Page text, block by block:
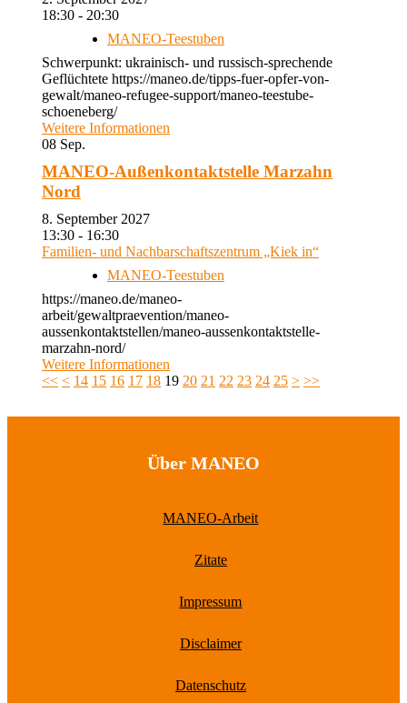
18:30 - 20:30
MANEO-Teestuben
Schwerpunkt: ukrainisch- und russisch-sprechende
Geflüchtete https://maneo.de/tipps-fuer-opfer-von-
gewalt/maneo-refugee-support/maneo-teestube-
schoeneberg/
Weitere Informationen
08 Sep.
MANEO-Außenkontaktstelle Marzahn
Nord
8. September 2027
13:30 - 16:30
Familien- und Nachbarschaftszentrum „Kiek in“
MANEO-Teestuben
https://maneo.de/maneo-
arbeit/gewaltpraevention/maneo-
aussenkontaktstellen/maneo-aussenkontaktstelle-
marzahn-nord/
Weitere Informationen
<< < 14 15 16 17 18 19 20 21 22 23 24 25 > >>
Über MANEO
MANEO-Arbeit
Zitate
Impressum
Disclaimer
Datenschutz